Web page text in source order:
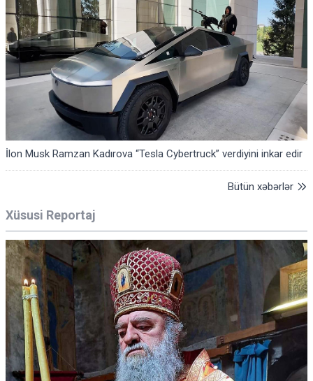
İlon Musk Ramzan Kadırova “Tesla Cybertruck” verdiyini inkar edir
Bütün xəbərlər
Xüsusi Reportaj